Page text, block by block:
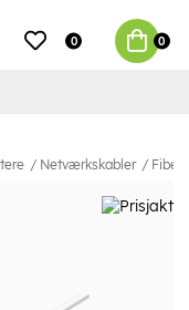
0 0
Netværkskabler